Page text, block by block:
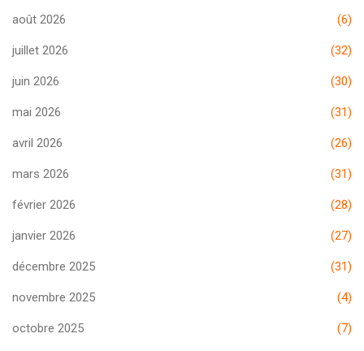
août 2026 (6)
juillet 2026 (32)
juin 2026 (30)
mai 2026 (31)
avril 2026 (26)
mars 2026 (31)
février 2026 (28)
janvier 2026 (27)
décembre 2025 (31)
novembre 2025 (4)
octobre 2025 (7)